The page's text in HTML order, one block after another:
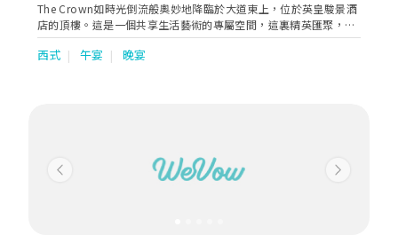
The Crown如時光倒流般奧妙地降臨於大道東上，位於英皇駿景酒
店的頂樓。這是一個共享生活藝術的專屬空間，這裏精英匯聚，除
了可以成為您把握商機、拓展領域的社交平台，也能讓您在奮鬥與
繁忙之中，通過音樂、佳餚和美酒，觀照自我，時刻享受美好人生
西式 午宴 晚宴
Previous Next